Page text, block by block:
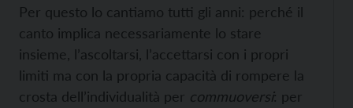
Per questo lo cantiamo tutti gli anni: perché il
canto implica necessariamente lo stare
insieme, l’ascoltarsi, l’accettarsi con i propri
limiti ma con la propria capacità di rompere la
crosta dell’individualità per commuoversi: per